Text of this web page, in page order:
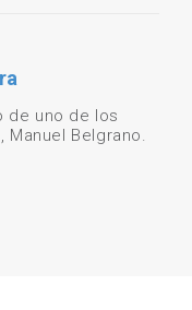
de uno de los
Belgrano.